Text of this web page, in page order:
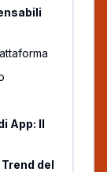
App: Il
del